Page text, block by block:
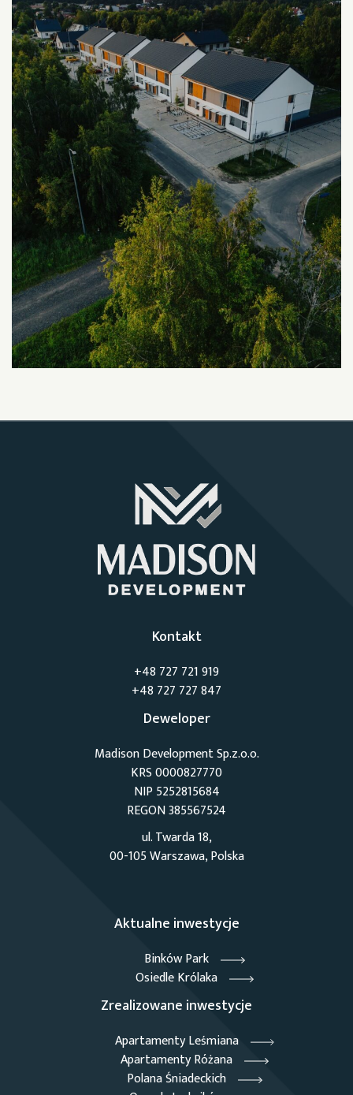
Kontakt
+48 727 721 919
+48 727 727 847
Deweloper
Madison Development Sp.z.o.o.
KRS 0000827770
NIP 5252815684
REGON 385567524
ul. Twarda 18,
00-105 Warszawa, Polska
Aktualne inwestycje
Binków Park
Osiedle Królaka
Zrealizowane inwestycje
Apartamenty Leśmiana
Apartamenty Różana
Polana Śniadeckich